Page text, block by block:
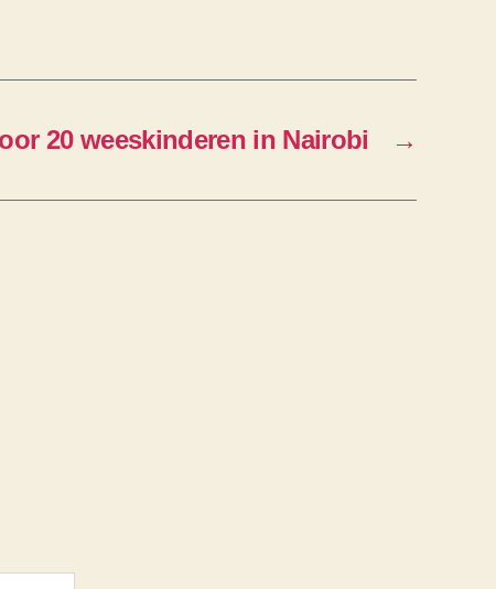
→
20 weeskinderen in Nairobi